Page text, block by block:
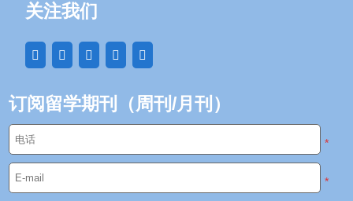
关注我们
订阅留学期刊（周刊/月刊）
*
*